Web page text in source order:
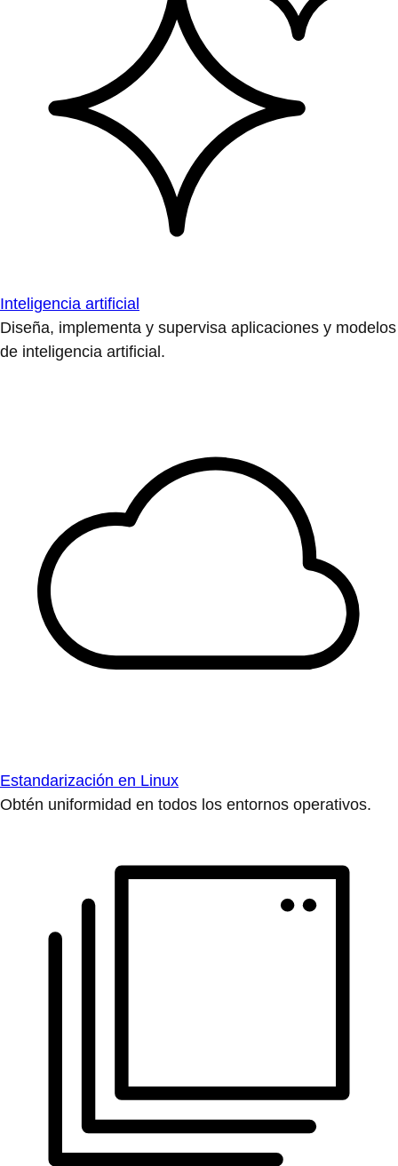
Inteligencia artificial
Diseña, implementa y supervisa aplicaciones y modelos
de inteligencia artificial.
Estandarización en Linux
Obtén uniformidad en todos los entornos operativos.